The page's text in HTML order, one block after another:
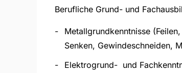
Berufliche Grund- und
Metallgrundkenntnisse
Senken, Gewindeschneiden,
Elektrogrund- und